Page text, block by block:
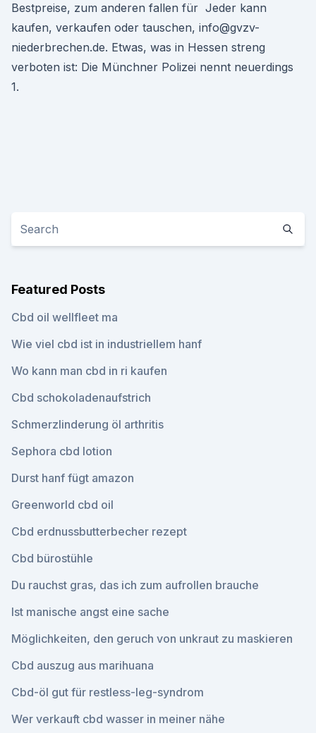
Bestpreise, zum anderen fallen für Jeder kann
kaufen, verkaufen oder tauschen, info@gvzv-
niederbrechen.de. Etwas, was in Hessen streng
verboten ist: Die Münchner Polizei nennt neuerdings
1.
Featured Posts
Cbd oil wellfleet ma
Wie viel cbd ist in industriellem hanf
Wo kann man cbd in ri kaufen
Cbd schokoladenaufstrich
Schmerzlinderung öl arthritis
Sephora cbd lotion
Durst hanf fügt amazon
Greenworld cbd oil
Cbd erdnussbutterbecher rezept
Cbd bürostühle
Du rauchst gras, das ich zum aufrollen brauche
Ist manische angst eine sache
Möglichkeiten, den geruch von unkraut zu maskieren
Cbd auszug aus marihuana
Cbd-öl gut für restless-leg-syndrom
Wer verkauft cbd wasser in meiner nähe